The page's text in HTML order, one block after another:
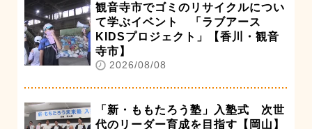
観音寺市でゴミのリサイクルについ
て学ぶイベント 「ラブアース
KIDSプロジェクト」【香川・観音
寺市】
2026/08/08
「新・ももたろう塾」入塾式 次世
代のリーダー育成を目指す【岡山】